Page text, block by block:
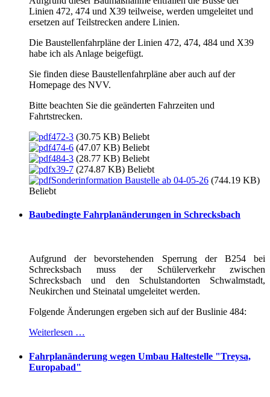
Linien 472, 474 und X39 teilweise, werden umgeleitet und
ersetzen auf Teilstrecken andere Linien.
Die Baustellenfahrpläne der Linien 472, 474, 484 und X39
habe ich als Anlage beigefügt.
Sie finden diese Baustellenfahrpläne aber auch auf der
Homepage des NVV.
Bitte beachten Sie die geänderten Fahrzeiten und
Fahrtstrecken.
472-3 (30.75 KB) Beliebt
474-6 (47.07 KB) Beliebt
484-3 (28.77 KB) Beliebt
x39-7 (274.87 KB) Beliebt
Sonderinformation Baustelle ab 04-05-26 (744.19 KB)
Beliebt
Baubedingte Fahrplanänderungen in Schrecksbach
Aufgrund der bevorstehenden Sperrung der B254 bei
Schrecksbach muss der Schülerverkehr zwischen
Schrecksbach und den Schulstandorten Schwalmstadt,
Neukirchen und Steinatal umgeleitet werden.
Folgende Änderungen ergeben sich auf der Buslinie 484:
Weiterlesen …
Fahrplanänderung wegen Umbau Haltestelle "Treysa,
Europabad"